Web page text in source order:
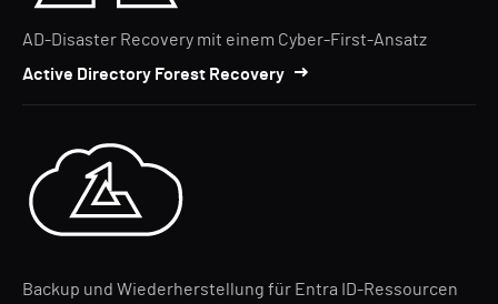
AD-Disaster Recovery mit einem Cyber-First-Ansatz
Active Directory Forest Recovery
Backup und Wiederherstellung für Entra ID-Ressourcen